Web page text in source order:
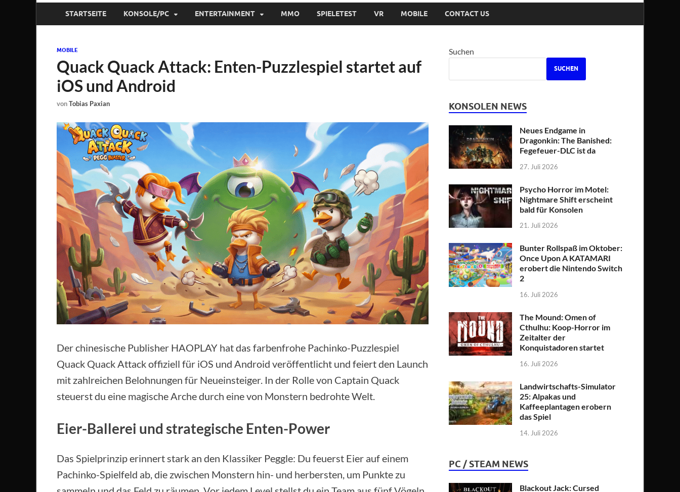
STARTSEITE KONSOLE/PC ENTERTAINMENT MMO SPIELETEST VR MOBILE CONTACT US
MOBILE
Quack Quack Attack: Enten-Puzzlespiel startet auf
iOS und Android
vonTobias Paxian
Der chinesische Publisher HAOPLAY hat das farbenfrohe Pachinko-Puzzlespiel
Quack Quack Attack offiziell für iOS und Android veröffentlicht und feiert den Launch
mit zahlreichen Belohnungen für Neueinsteiger. In der Rolle von Captain Quack
steuerst du eine magische Arche durch eine von Monstern bedrohte Welt.
Eier-Ballerei und strategische Enten-Power
Das Spielprinzip erinnert stark an den Klassiker Peggle: Du feuerst Eier auf einem
Pachinko-Spielfeld ab, die zwischen Monstern hin- und herbersten, um Punkte zu
Suchen
SUCHEN
KONSOLEN NEWS
Neues Endgame in
Dragonkin: The Banished:
Fegefeuer-DLC ist da
27. Juli 2026
Psycho Horror im Motel:
Nightmare Shift erscheint
bald für Konsolen
21. Juli 2026
Bunter Rollspaß im Oktober:
Once Upon A KATAMARI
erobert die Nintendo Switch
2
16. Juli 2026
The Mound: Omen of
Cthulhu: Koop-Horror im
Zeitalter der
Konquistadoren startet
16. Juli 2026
Landwirtschafts-Simulator
25: Alpakas und
Kaffeeplantagen erobern
das Spiel
14. Juli 2026
PC / STEAM NEWS
Blackout Jack: Cursed